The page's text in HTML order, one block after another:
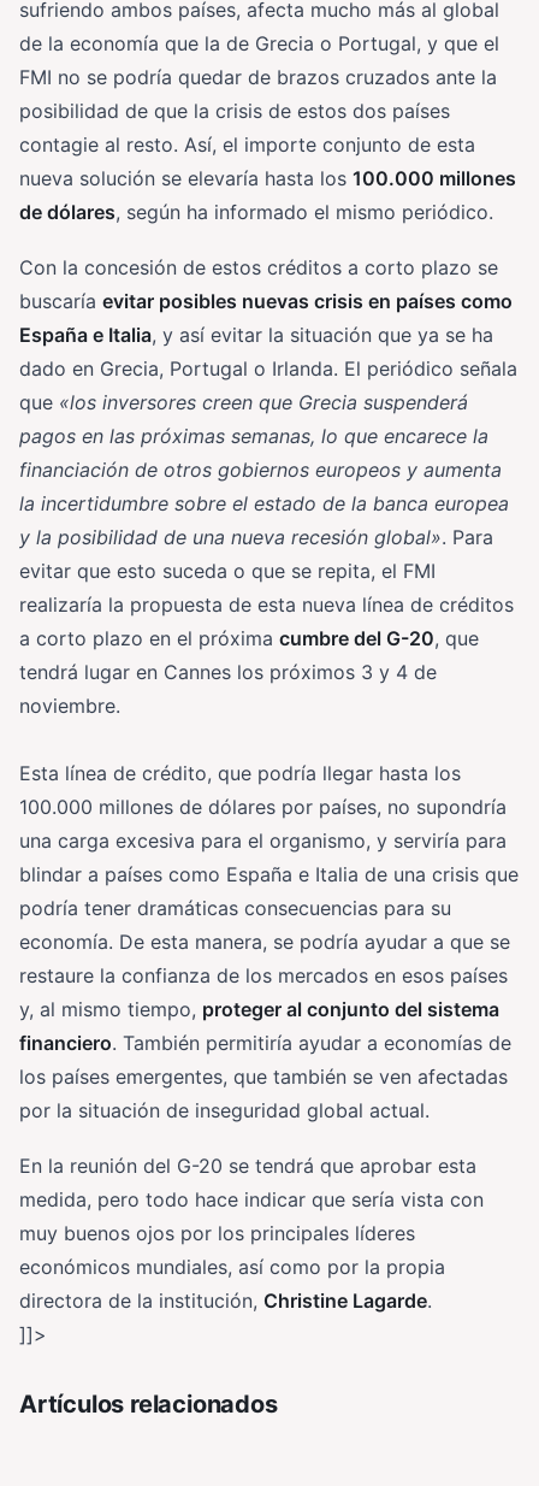
sufriendo ambos países, afecta mucho más al global
de la economía que la de Grecia o Portugal, y que el
FMI no se podría quedar de brazos cruzados ante la
posibilidad de que la crisis de estos dos países
contagie al resto. Así, el importe conjunto de esta
nueva solución se elevaría hasta los 100.000 millones
de dólares, según ha informado el mismo periódico.
Con la concesión de estos créditos a corto plazo se
buscaría evitar posibles nuevas crisis en países como
España e Italia, y así evitar la situación que ya se ha
dado en Grecia, Portugal o Irlanda. El periódico señala
que «los inversores creen que Grecia suspenderá
pagos en las próximas semanas, lo que encarece la
financiación de otros gobiernos europeos y aumenta
la incertidumbre sobre el estado de la banca europea
y la posibilidad de una nueva recesión global». Para
evitar que esto suceda o que se repita, el FMI
realizaría la propuesta de esta nueva línea de créditos
a corto plazo en el próxima cumbre del G-20, que
tendrá lugar en Cannes los próximos 3 y 4 de
noviembre.
Esta línea de crédito, que podría llegar hasta los
100.000 millones de dólares por países, no supondría
una carga excesiva para el organismo, y serviría para
blindar a países como España e Italia de una crisis que
podría tener dramáticas consecuencias para su
economía. De esta manera, se podría ayudar a que se
restaure la confianza de los mercados en esos países
y, al mismo tiempo, proteger al conjunto del sistema
financiero. También permitiría ayudar a economías de
los países emergentes, que también se ven afectadas
por la situación de inseguridad global actual.
En la reunión del G-20 se tendrá que aprobar esta
medida, pero todo hace indicar que sería vista con
muy buenos ojos por los principales líderes
económicos mundiales, así como por la propia
directora de la institución, Christine Lagarde.
]]>
Artículos relacionados